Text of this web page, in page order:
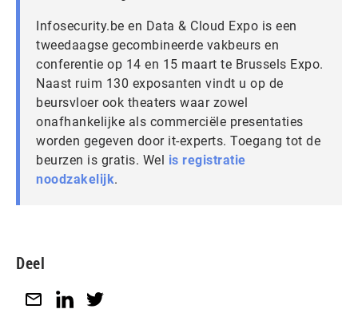
Infosecurity.be en Data & Cloud Expo is een
tweedaagse gecombineerde vakbeurs en
conferentie op 14 en 15 maart te Brussels Expo.
Naast ruim 130 exposanten vindt u op de
beursvloer ook theaters waar zowel
onafhankelijke als commerciële presentaties
worden gegeven door it-experts. Toegang tot de
beurzen is gratis. Wel is registratie
noodzakelijk.
Deel